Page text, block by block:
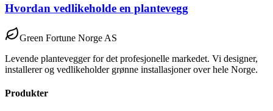
Hvordan vedlikeholde en plantevegg
Green Fortune Norge AS
Levende plantevegger for det profesjonelle markedet. Vi designer,
installerer og vedlikeholder grønne installasjoner over hele Norge.
Produkter